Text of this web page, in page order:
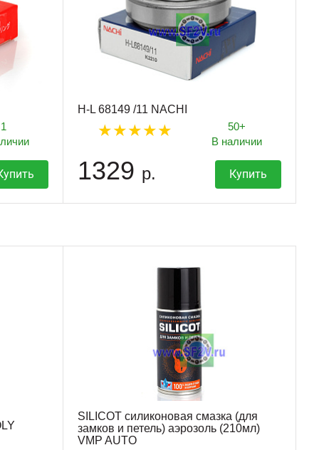
1
H-L 68149 /11 NACHI
50+
В наличии
1329 р. Купить
SILICOT силиконовая смазка (для
замков и петель) аэрозоль (210мл)
VMP AUTO